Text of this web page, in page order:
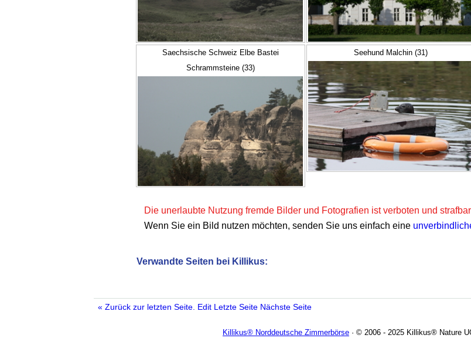
Saechsische Schweiz Elbe Bastei
Schrammsteine (33)
Seehund Malchin (31)
Die unerlaubte Nutzung fremde Bilder und Fotografien ist verboten und
Wenn Sie ein Bild nutzen möchten, senden Sie uns einfach eine
Verwandte Seiten bei Killikus:
« Zurück zur letzten Seite. Edit Letzte Seite Nächste Seite
Killikus® Norddeutsche Zimmerbörse · © 2006 - 2025 Killikus® Nature